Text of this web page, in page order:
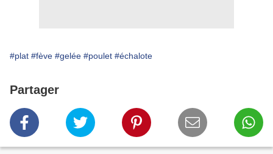
#plat #fève #gelée #poulet #échalote
Partager